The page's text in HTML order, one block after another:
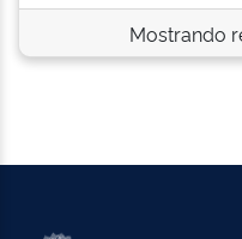
Mostrando